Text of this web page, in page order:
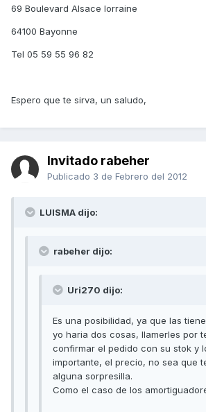
69 Boulevard Alsace lorraine
64100 Bayonne
Tel 05 59 55 96 82
Espero que te sirva, un saludo,
Invitado rabeher
Publicado 3 de Febrero del 2012
LUISMA dijo:
rabeher dijo:
Uri270 dijo:
Es una posibilidad, ya que las
yo haria dos cosas, llamerles por
confirmar el pedido con su stok y
importante, el precio, no sea que
alguna sorpresilla.
Como el caso de los